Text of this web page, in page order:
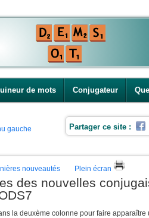
de mots Conjugateur
gauche Partager ce site :
nouveautés Plein écran
des nouvelles
la deuxème colonne pour faire